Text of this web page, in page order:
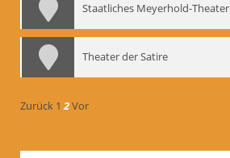
Staatliches Meyerhold-Theater
Theater der Satire
Zurück 1 2Vor